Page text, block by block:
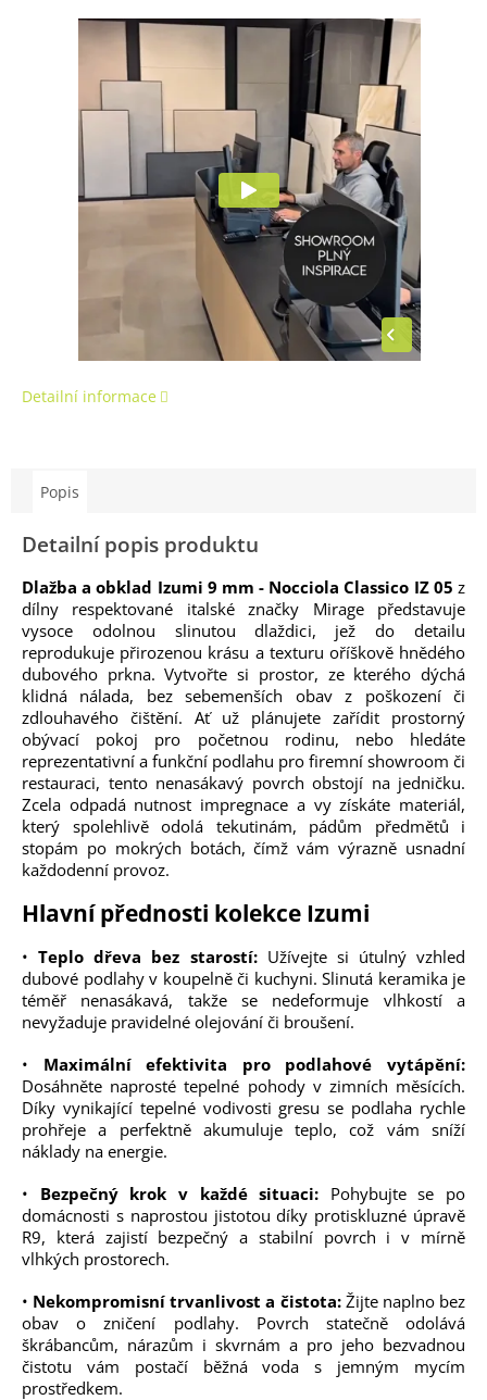
Detailní informace
Popis
Detailní popis produktu
Dlažba a obklad Izumi 9 mm - Nocciola Classico IZ 05 z
dílny respektované italské značky Mirage představuje
vysoce odolnou slinutou dlaždici, jež do detailu
reprodukuje přirozenou krásu a texturu oříškově hnědého
dubového prkna. Vytvořte si prostor, ze kterého dýchá
klidná nálada, bez sebemenších obav z poškození či
zdlouhavého čištění. Ať už plánujete zařídit prostorný
obývací pokoj pro početnou rodinu, nebo hledáte
reprezentativní a funkční podlahu pro firemní showroom či
restauraci, tento nenasákavý povrch obstojí na jedničku.
Zcela odpadá nutnost impregnace a vy získáte materiál,
který spolehlivě odolá tekutinám, pádům předmětů i
stopám po mokrých botách, čímž vám výrazně usnadní
každodenní provoz.
Hlavní přednosti kolekce Izumi
•Teplo dřeva bez starostí:Užívejte si útulný vzhled
dubové podlahy v koupelně či kuchyni. Slinutá keramika je
téměř nenasákavá, takže se nedeformuje vlhkostí a
nevyžaduje pravidelné olejování či broušení.
• Maximální efektivita pro podlahové vytápění:
Dosáhněte naprosté tepelné pohody v zimních měsících.
Díky vynikající tepelné vodivosti gresu se podlaha rychle
prohřeje a perfektně akumuluje teplo, což vám sníží
náklady na energie.
• Bezpečný krok v každé situaci: Pohybujte se po
domácnosti s naprostou jistotou díky protiskluzné úpravě
R9, která zajistí bezpečný a stabilní povrch i v mírně
vlhkých prostorech.
• Nekompromisní trvanlivost a čistota:Žijte naplno bez
obav o zničení podlahy. Povrch statečně odolává
škrábancům, nárazům i skvrnám a pro jeho bezvadnou
čistotu vám postačí běžná voda s jemným mycím
prostředkem.